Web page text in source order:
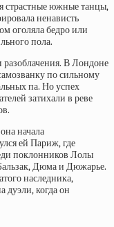
страстные южные танцы,
ненависть
оголяла бедро или
пола.
разоблачения. В Лондоне
по сильному
па. Но успех
затихали в реве
начала
ей Париж, где
поклонников Лолы
Дюма и Дюжарье.
наследника,
дуэли, когда он